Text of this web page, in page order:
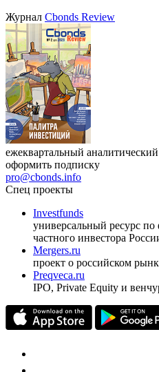
Журнал Cbonds Review
ежеквартальный
оформить подписку
pro@cbonds.info
Спец проекты
Investfunds
универсальный ресурс
частного инвестора
Mergers.ru
проект о российском
Preqveca.ru
IPO, Private Equity и